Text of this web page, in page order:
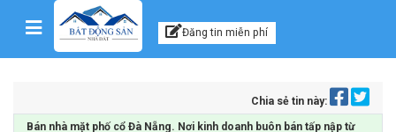
Skip to content Kênh thông tin, tư vấn
Đăng tin miễn phí
Chia sẻ tin này:
Bán nhà mặt phố cổ Đà Nẵng. Nơi kinh doanh buôn bán tấp nập từ